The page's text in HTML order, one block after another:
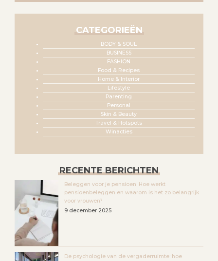
CATEGORIEËN
BODY & SOUL
BUSINESS
FASHION
Food & Recipes
Home & Interior
Lifestyle
Parenting
Personal
Skin & Beauty
Travel & Hotspots
Winacties
RECENTE BERICHTEN
Beleggen voor je pensioen. Hoe werkt
pensioenbeleggen en waarom is het zo belangrijk
voor vrouwen?
9 december 2025
De psychologie van de vergaderruimte: hoe